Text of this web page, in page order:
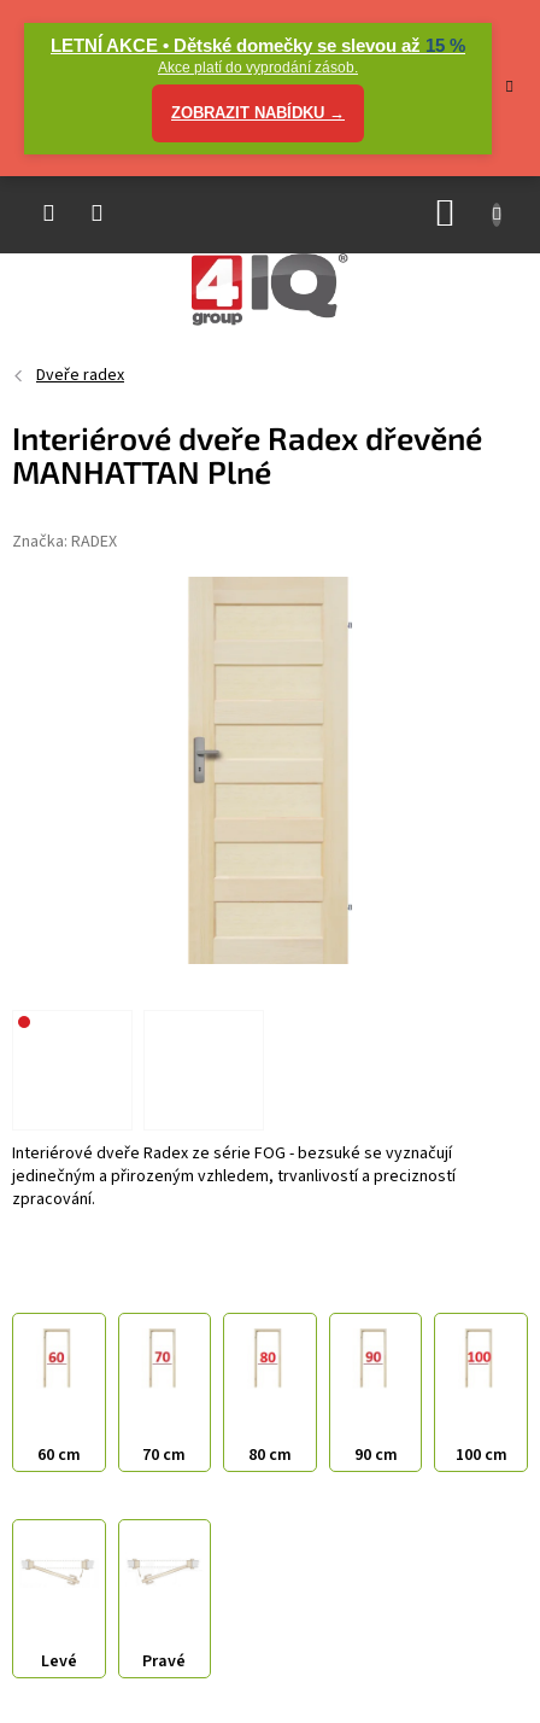
LETNÍ AKCE • Dětské domečky se slevou až 15 %
Akce platí do vyprodání zásob.
ZOBRAZIT NABÍDKU →
Dveře radex
Interiérové dveře Radex dřevěné
MANHATTAN Plné
Značka: RADEX
60 cm 70 cm 80 cm 90 cm 100 cm
Levé Pravé
Interiérové dveře Radex ze série FOG - bezsuké se vyznačují
jedinečným a přirozeným vzhledem, trvanlivostí a precizností
zpracování.